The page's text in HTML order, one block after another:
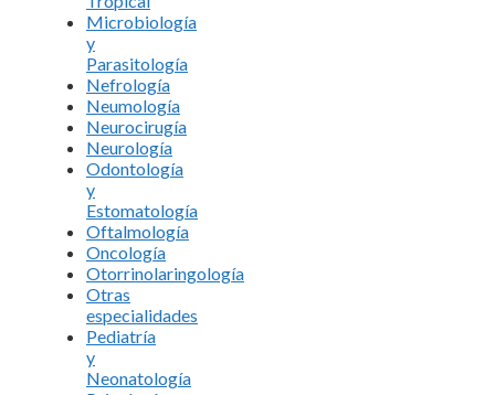
Microbiología
y
Parasitología
Nefrología
Neumología
Neurocirugía
Neurología
Odontología
y
Estomatología
Oftalmología
Oncología
Otorrinolaringología
Otras
especialidades
Pediatría
y
Neonatología